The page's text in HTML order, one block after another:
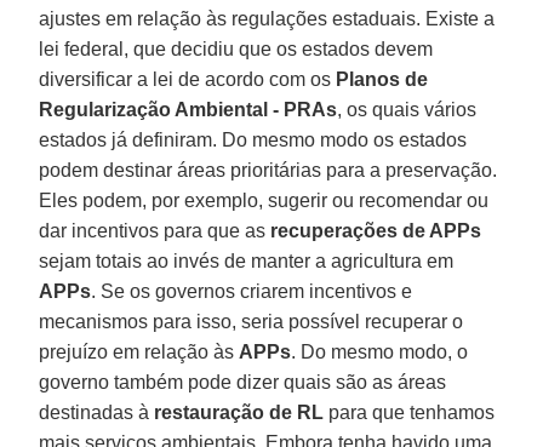
ajustes em relação às regulações estaduais. Existe a
lei federal, que decidiu que os estados devem
diversificar a lei de acordo com os Planos de
Regularização Ambiental - PRAs, os quais vários
estados já definiram. Do mesmo modo os estados
podem destinar áreas prioritárias para a preservação.
Eles podem, por exemplo, sugerir ou recomendar ou
dar incentivos para que as recuperações de APPs
sejam totais ao invés de manter a agricultura em
APPs. Se os governos criarem incentivos e
mecanismos para isso, seria possível recuperar o
prejuízo em relação às APPs. Do mesmo modo, o
governo também pode dizer quais são as áreas
destinadas à restauração de RL para que tenhamos
mais serviços ambientais. Embora tenha havido uma